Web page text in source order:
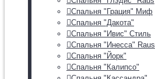
Спальня "Грация" Миф
Спальня "Дакота"
Спальня "Ивис" Стиль
Спальня "Инесса" Raus
Спальня "Йорк"
Спальня "Калипсо"